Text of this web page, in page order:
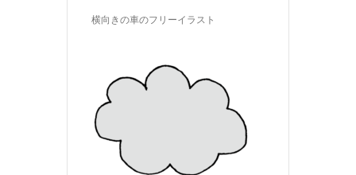
横向きの車のフリーイラスト